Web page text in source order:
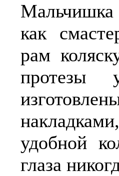
Мальчишка
как
рам
протезы
удобной
глаза